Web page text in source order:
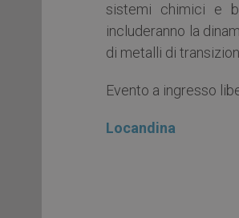
sistemi chimici e
includeranno la
di metalli di
Evento a ingresso
Locandina